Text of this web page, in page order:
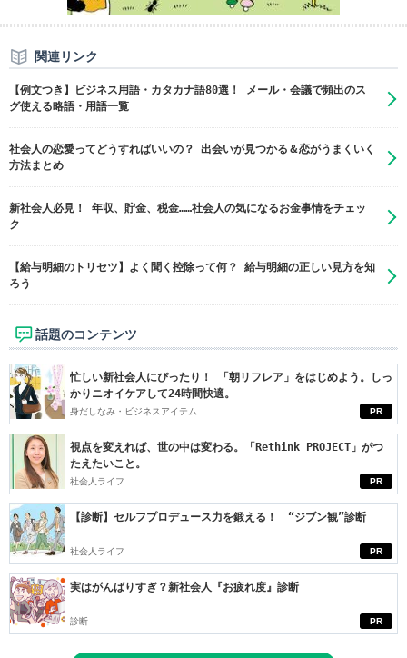
関連リンク
【例文つき】ビジネス用語・カタカナ語80選！ メール・会議で頻出のス
グ使える略語・用語一覧
社会人の恋愛ってどうすればいいの？ 出会いが見つかる＆恋がうまくいく
方法まとめ
新社会人必見！ 年収、貯金、税金……社会人の気になるお金事情をチェッ
ク
【給与明細のトリセツ】よく聞く控除って何？ 給与明細の正しい見方を知
ろう
話題のコンテンツ
PR
忙しい新社会人にぴったり！ 「朝リフレア」をはじめよう。しっ
かりニオイケアして24時間快適。
身だしなみ・ビジネスアイテム
PR
視点を変えれば、世の中は変わる。「Rethink PROJECT」がつ
たえたいこと。
社会人ライフ
PR
【診断】セルフプロデュース力を鍛える！ “ジブン観”診断
社会人ライフ
PR
実はがんばりすぎ？新社会人『お疲れ度』診断
診断